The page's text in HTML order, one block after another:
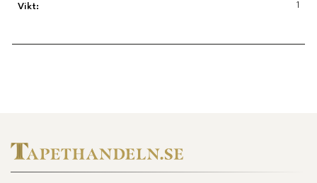
Vikt: 1